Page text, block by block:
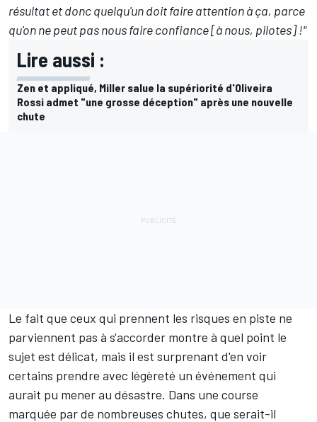
résultat et donc quelqu'un doit faire attention à ça, parce
qu'on ne peut pas nous faire confiance [à nous, pilotes] !"
Lire aussi :
Zen et appliqué, Miller salue la supériorité d'Oliveira
Rossi admet "une grosse déception" après une nouvelle
chute
Le fait que ceux qui prennent les risques en piste ne
parviennent pas à s'accorder montre à quel point le
sujet est délicat, mais il est surprenant d'en voir
certains prendre avec légèreté un événement qui
aurait pu mener au désastre. Dans une course
marquée par de nombreuses chutes, que serait-il